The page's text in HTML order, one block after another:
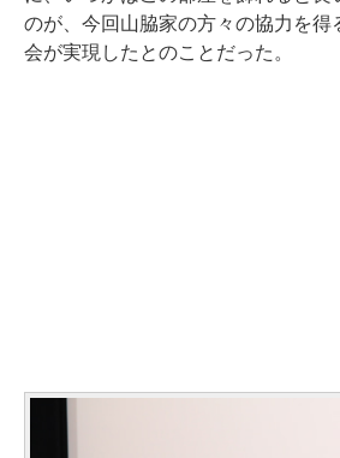
のが、今回山脇家の方々の協力を得
会が実現したとのことだった。